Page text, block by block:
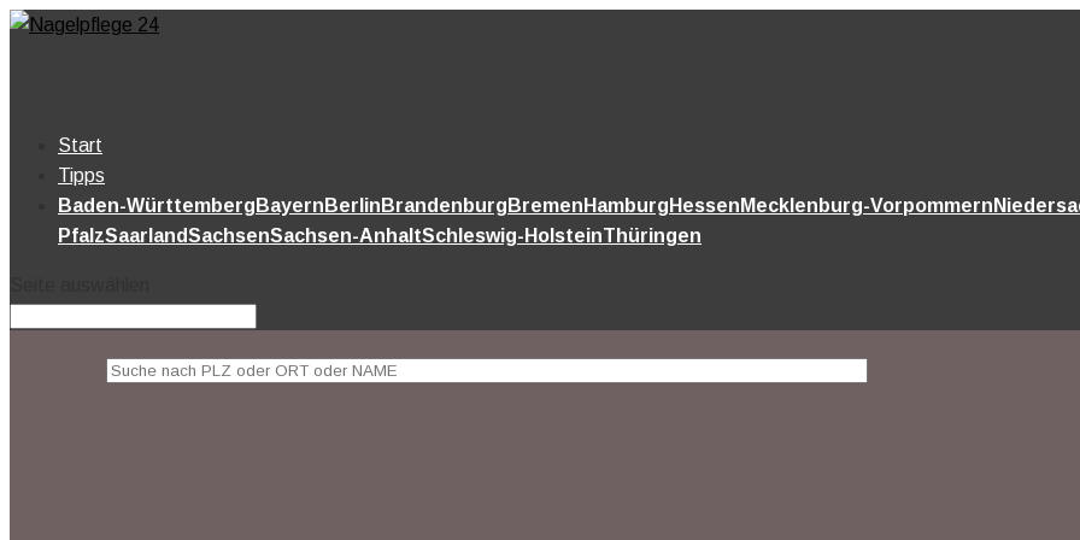
Start
Tipps
Baden-Württemberg Bayern Berlin Brandenburg Bremen Hamburg Hessen Mecklenburg-Vorpommern
PfalzSaarlandSachsenSachsen-AnhaltSchleswig-HolsteinThüringen